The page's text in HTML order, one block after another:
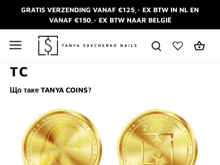
GRATIS VERZENDING VANAF €125,- EX BTW IN NL EN
VANAF €150,- EX BTW NAAR BELGIË
TC
Що таке TANYA COINS?